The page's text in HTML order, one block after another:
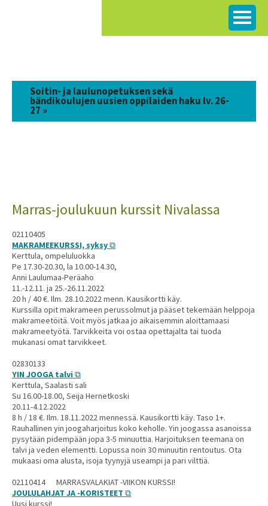
Soitin- ja laulunopetuksen sekä
bändikoulujen uusien oppilaiden haku lv. 26-
27 »
Marras-joulukuun kurssit Nivalassa
02110405
MAKRAMEEKURSSI, syksy
Kerttula, ompeluluokka
Pe 17.30-20.30, la 10.00-14.30,
Anni Laulumaa-Peräaho
11.-12.11. ja 25.-26.11.2022
20 h / 40 €. Ilm. 28.10.2022 menn. Kausikortti käy.
Kurssilla opit makrameen perussolmut ja pääset tekemään helppoja
makrameetöitä. Voit myös jatkaa jo aikaisemmin aloittamaasi
makrameetyötä. Tarvikkeita voi ostaa opettajalta tai tuoda
mukanasi omat tarvikkeet.
02830133
YIN JOOGA talvi
Kerttula, Saalasti sali
Su 16.00-18.00, Seija Hernetkoski
20.11-4.12.2022
8 h / 18 €. Ilm. 18.11.2022 mennessä. Kausikortti käy. Taso 1+.
Rauhallinen yin joogaharjoitus koko keholle. Yin joogassa asanoissa
pysytään pidempään jopa 3-5 minuuttia. Harjoituksen teemana on
talvi ja veden elementti. Lopussa noin 30 minuutin rentoutus. Ota
mukaasi oma alusta, isoja tyynyjä useampi ja pari vilttiä.
02110414 MARRASVALAKIAT -VIIKON KURSSI!
JOULULAHJAT JA -KORISTEET
Uusi kurssi!